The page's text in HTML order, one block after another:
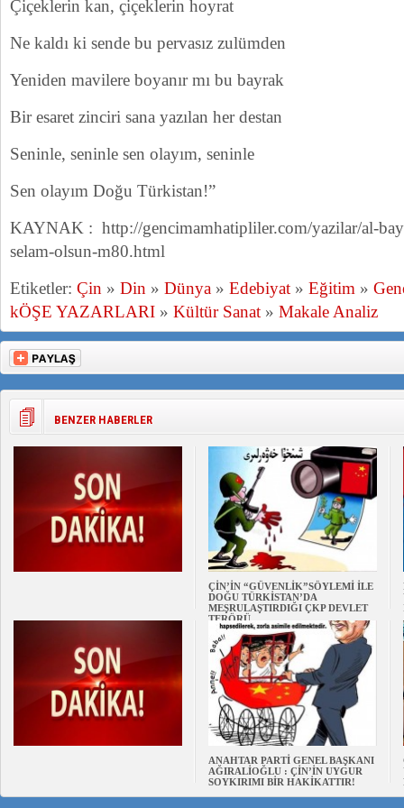
Çiçeklerin kan, çiçeklerin hoyrat
Ne kaldı ki sende bu pervasız zulümden
Yeniden mavilere boyanır mı bu bayrak
Bir esaret zinciri sana yazılan her destan
Seninle, seninle sen olayım, seninle
Sen olayım Doğu Türkistan!”
KAYNAK : http://gencimamhatipliler.com/yazilar/al-
selam-olsun-m80.html
Etiketler: Çin » Din » Dünya » Edebiyat » Eğitim »
kÖŞE YAZARLARI » Kültür Sanat » Makale Analiz
BENZER HABERLER
ÇİN’İN “GÜVENLİK”SÖYLEMİ İLE
DOĞU TÜRKİSTAN’DA
MEŞRULAŞTIRDIĞI ÇKP DEVLET
TERÖRÜ
ANAHTAR PARTİ GENEL BAŞKANI
AĞIRALİOĞLU : ÇİN’İN UYGUR
SOYKIRIMI BİR HAKİKATTIR!